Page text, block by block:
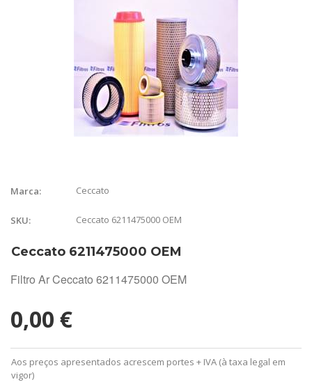
Marca: Ceccato
SKU: Ceccato 6211475000 OEM
Ceccato 6211475000 OEM
Filtro Ar Ceccato 6211475000 OEM
0,00 €
Aos preços apresentados acrescem portes + IVA (à taxa legal em
vigor)